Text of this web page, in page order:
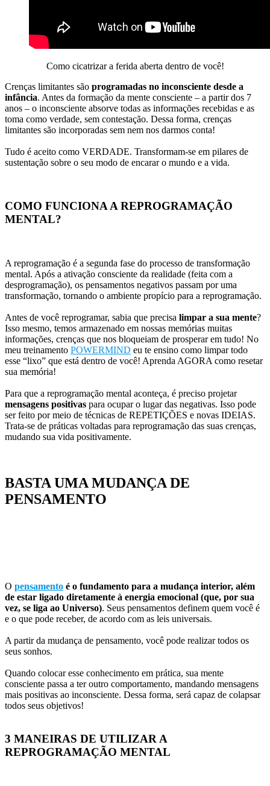
Como cicatrizar a ferida aberta dentro de você!
Crenças limitantes são programadas no inconsciente desde a
infância. Antes da formação da mente consciente – a partir dos 7
anos – o inconsciente absorve todas as informações recebidas e as
toma como verdade, sem contestação. Dessa forma, crenças
limitantes são incorporadas sem nem nos darmos conta!
Tudo é aceito como VERDADE. Transformam-se em pilares de
sustentação sobre o seu modo de encarar o mundo e a vida.
COMO FUNCIONA A REPROGRAMAÇÃO
MENTAL?
A reprogramação é a segunda fase do processo de transformação
mental. Após a ativação consciente da realidade (feita com a
desprogramação), os pensamentos negativos passam por uma
transformação, tornando o ambiente propício para a reprogramação.
Antes de você reprogramar, sabia que precisa limpar a sua mente?
Isso mesmo, temos armazenado em nossas memórias muitas
informações, crenças que nos bloqueiam de prosperar em tudo! No
meu treinamento POWERMIND eu te ensino como limpar todo
esse “lixo” que está dentro de você! Aprenda AGORA como resetar
sua memória!
Para que a reprogramação mental aconteça, é preciso projetar
mensagens positivas para ocupar o lugar das negativas. Isso pode
ser feito por meio de técnicas de REPETIÇÕES e novas IDEIAS.
Trata-se de práticas voltadas para reprogramação das suas crenças,
mudando sua vida positivamente.
BASTA UMA MUDANÇA DE
PENSAMENTO
O pensamento é o fundamento para a mudança interior, além
de estar ligado diretamente à energia emocional (que, por sua
vez, se liga ao Universo). Seus pensamentos definem quem você é
e o que pode receber, de acordo com as leis universais.
A partir da mudança de pensamento, você pode realizar todos os
seus sonhos.
Quando colocar esse conhecimento em prática, sua mente
consciente passa a ter outro comportamento, mandando mensagens
mais positivas ao inconsciente. Dessa forma, será capaz de colapsar
todos seus objetivos!
3 MANEIRAS DE UTILIZAR A
REPROGRAMAÇÃO MENTAL